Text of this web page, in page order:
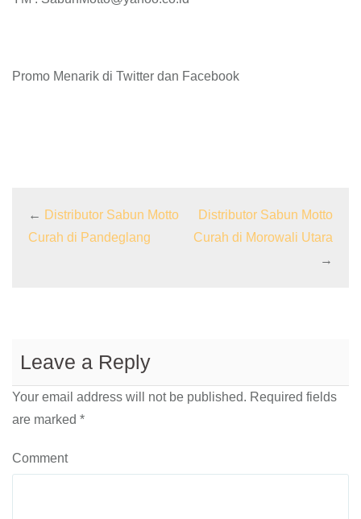
Promo Menarik di Twitter dan Facebook
← Distributor Sabun Motto
Curah di Pandeglang
Distributor Sabun Motto
Curah di Morowali Utara
→
Leave a Reply
Your email address will not be published. Required fields
are marked *
Comment